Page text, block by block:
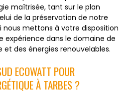
maîtrisée, tant sur le plan
de la préservation de notre
nous mettons à votre disposition
expérience dans le domaine de
des énergies renouvelables.
ECOWATT POUR
À TARBES ?